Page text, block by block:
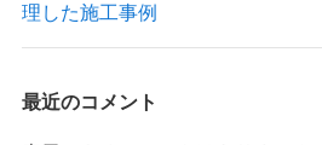
理した施工事例
最近のコメント